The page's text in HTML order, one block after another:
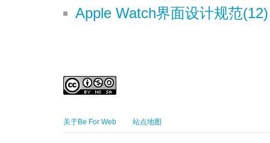
Apple Watch界面设计规范
关于Be For Web 站点地图